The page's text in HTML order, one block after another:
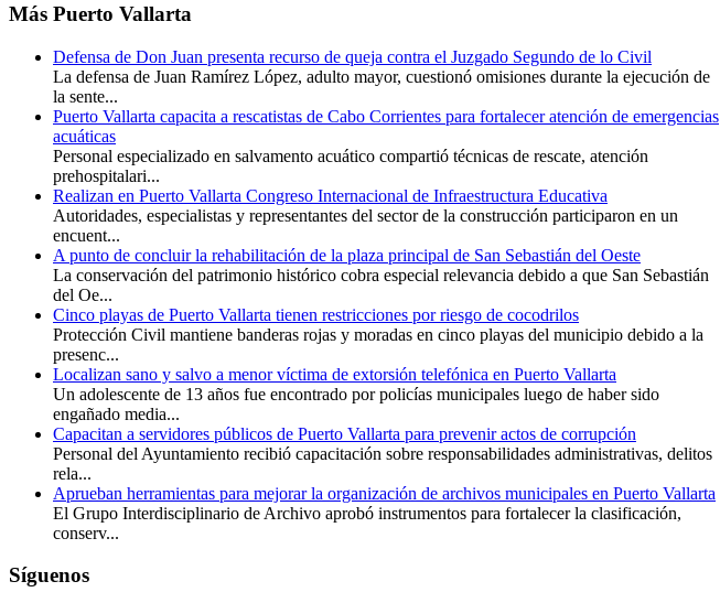
Más Puerto Vallarta
Defensa de Don Juan presenta recurso de queja contra el Juzgado Segundo de lo Civil
La defensa de Juan Ramírez López, adulto mayor, cuestionó omisiones durante la ejecución de
la sente...
Puerto Vallarta capacita a rescatistas de Cabo Corrientes para fortalecer atención de emergencias
acuáticas
Personal especializado en salvamento acuático compartió técnicas de rescate, atención
prehospitalari...
Realizan en Puerto Vallarta Congreso Internacional de Infraestructura Educativa
Autoridades, especialistas y representantes del sector de la construcción participaron en un
encuent...
A punto de concluir la rehabilitación de la plaza principal de San Sebastián del Oeste
La conservación del patrimonio histórico cobra especial relevancia debido a que San Sebastián
del Oe...
Cinco playas de Puerto Vallarta tienen restricciones por riesgo de cocodrilos
Protección Civil mantiene banderas rojas y moradas en cinco playas del municipio debido a la
presenc...
Localizan sano y salvo a menor víctima de extorsión telefónica en Puerto Vallarta
Un adolescente de 13 años fue encontrado por policías municipales luego de haber sido
engañado media...
Capacitan a servidores públicos de Puerto Vallarta para prevenir actos de corrupción
Personal del Ayuntamiento recibió capacitación sobre responsabilidades administrativas, delitos
rela...
Aprueban herramientas para mejorar la organización de archivos municipales en Puerto Vallarta
El Grupo Interdisciplinario de Archivo aprobó instrumentos para fortalecer la clasificación,
conserv...
Síguenos